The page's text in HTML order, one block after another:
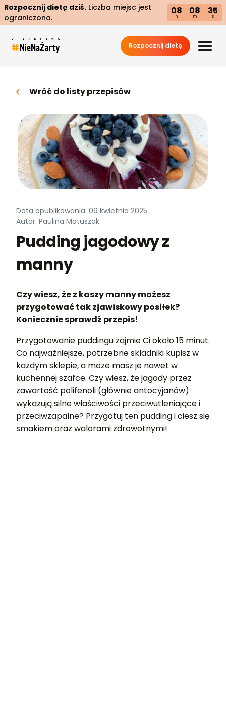
Rozpocznij dietę dziś. Liczba miejsc jest
ograniczona.
08
h
08
m
34
s
Rozpocznij dietę
Wróć do listy przepisów
Data opublikowania: 09 kwietnia 2025
Autor: Paulina Matuszak
Pudding jagodowy z
manny
Czy wiesz, że z kaszy manny możesz
przygotować tak zjawiskowy posiłek?
Koniecznie sprawdź przepis!
Przygotowanie puddingu zajmie Ci około 15 minut.
Co najważniejsze, potrzebne składniki kupisz w
każdym sklepie, a może masz je nawet w
kuchennej szafce. Czy wiesz, że jagody przez
zawartość polifenoli (głównie antocyjanów)
wykazują silne właściwości przeciwutleniające i
przeciwzapalne? Przygotuj ten pudding i ciesz się
smakiem oraz walorami zdrowotnymi!